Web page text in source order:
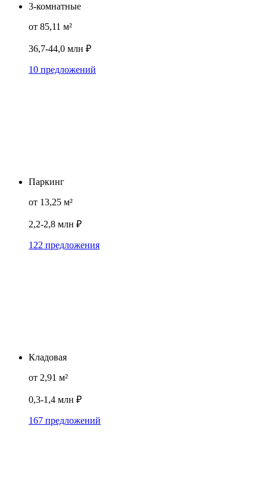
3-комнатные
от 85,11 м²
36,7-44,0 млн ₽
10 предложений
Паркинг
от 13,25 м²
2,2-2,8 млн ₽
122 предложения
Кладовая
от 2,91 м²
0,3-1,4 млн ₽
167 предложений